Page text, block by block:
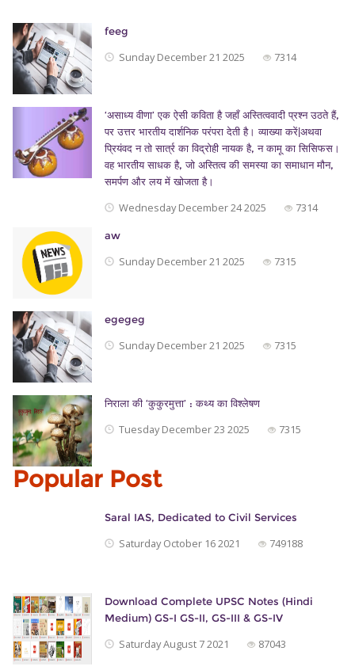
feeg
Sunday December 21 2025 7314
‘असाध्य वीणा’ एक ऐसी कविता है जहाँ अस्तित्ववादी प्रश्न उठते हैं,
पर उत्तर भारतीय दार्शनिक परंपरा देती है। व्याख्या करें|अथवा
प्रियंवद न तो सार्त्र का विद्रोही नायक है, न कामू का सिसिफस।
वह भारतीय साधक है, जो अस्तित्व की समस्या का समाधान मौन,
समर्पण और लय में खोजता है।
Wednesday December 24 2025 7314
aw
Sunday December 21 2025 7315
egegeg
Sunday December 21 2025 7315
निराला की ‘कुकुरमुत्ता’ : कथ्य का विश्लेषण
Tuesday December 23 2025 7315
Popular Post
Saral IAS, Dedicated to Civil Services
Saturday October 16 2021 749188
Download Complete UPSC Notes (Hindi
Medium) GS-I GS-II, GS-III & GS-IV
Saturday August 7 2021 87043